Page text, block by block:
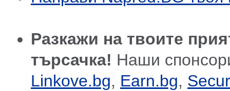
Разкажи на твоите
търсачка! Наши
Linkove.bg, Earn.bg,